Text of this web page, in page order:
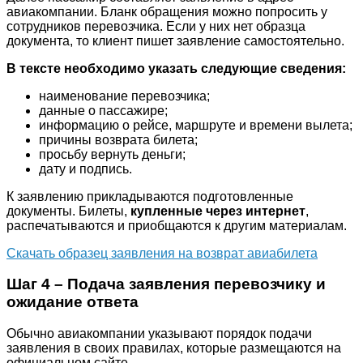
авиакомпании. Бланк обращения можно попросить у
сотрудников перевозчика. Если у них нет образца
документа, то клиент пишет заявление самостоятельно.
В тексте необходимо указать следующие сведения:
наименование перевозчика;
данные о пассажире;
информацию о рейсе, маршруте и времени вылета;
причины возврата билета;
просьбу вернуть деньги;
дату и подпись.
К заявлению прикладываются подготовленные
документы. Билеты, купленные через интернет,
распечатываются и приобщаются к другим материалам.
Скачать образец заявления на возврат авиабилета
Шаг 4 – Подача заявления перевозчику и
ожидание ответа
Обычно авиакомпании указывают порядок подачи
заявления в своих правилах, которые размещаются на